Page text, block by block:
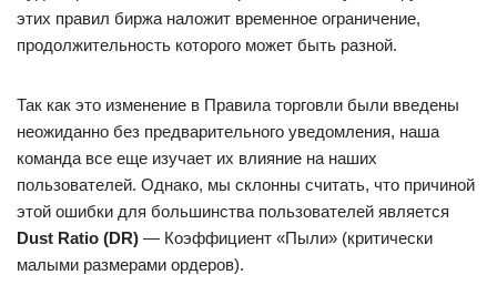
этих правил биржа наложит временное ограничение,
продолжительность которого может быть разной.
Так как это изменение в Правила торговли были введены
неожиданно без предварительного уведомления, наша
команда все еще изучает их влияние на наших
пользователей. Однако, мы склонны считать, что причиной
этой ошибки для большинства пользователей является
Dust Ratio (DR) — Коэффициент «Пыли» (критически
малыми размерами ордеров).